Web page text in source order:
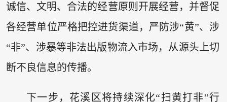
诚信、文明、合法的经营原则开展经营，并督促
各经营单位严格把控进货渠道，严防涉“黄”、涉
“非”、涉暴等非法出版物流入市场，从源头上切
断不良信息的传播。
下一步，花溪区将持续深化“扫黄打非”行